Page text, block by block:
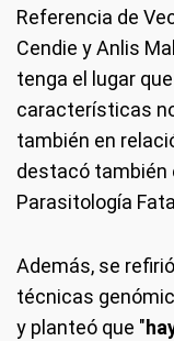
Referencia de
Cendie y Anlis
tenga el lugar
características
también en
destacó también
Parasitología
Además, se
técnicas
y planteó que "